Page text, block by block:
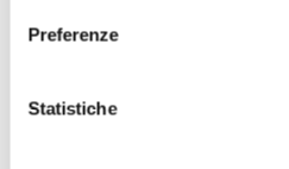
Preferenze
Statistiche